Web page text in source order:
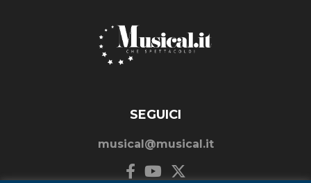
SEGUICI
musical@musical.it